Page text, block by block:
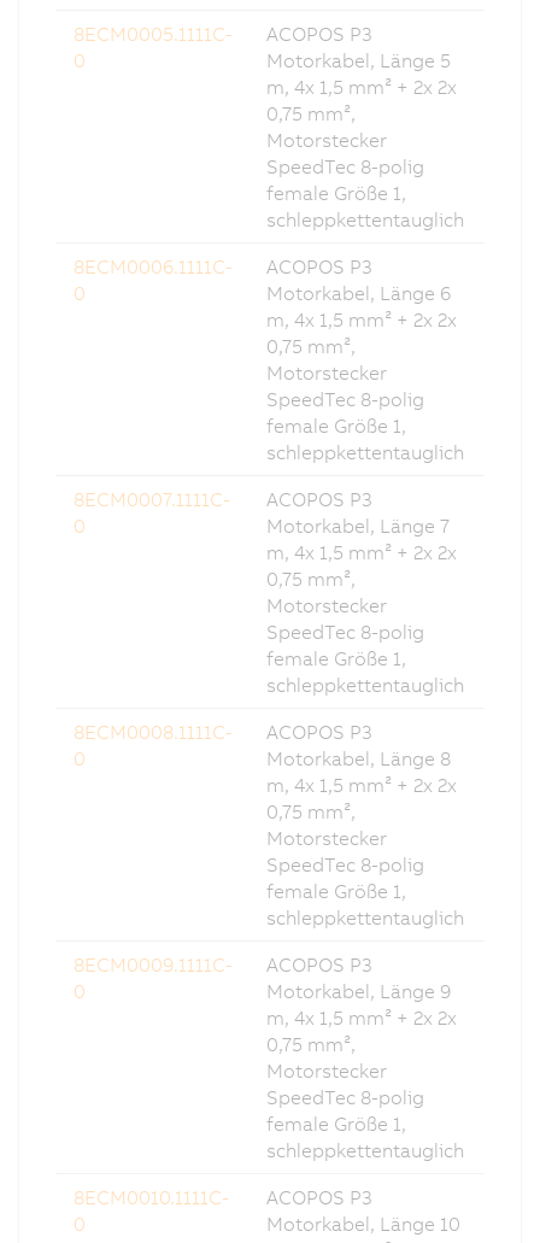
8ECM0005.1111C-
0
ACOPOS P3
Motorkabel, Länge 5
m, 4x 1,5 mm² + 2x 2x
0,75 mm²,
Motorstecker
SpeedTec 8-polig
female Größe 1,
schleppkettentauglich
8ECM0006.1111C-
0
ACOPOS P3
Motorkabel, Länge 6
m, 4x 1,5 mm² + 2x 2x
0,75 mm²,
Motorstecker
SpeedTec 8-polig
female Größe 1,
schleppkettentauglich
8ECM0007.1111C-
0
ACOPOS P3
Motorkabel, Länge 7
m, 4x 1,5 mm² + 2x 2x
0,75 mm²,
Motorstecker
SpeedTec 8-polig
female Größe 1,
schleppkettentauglich
8ECM0008.1111C-
0
ACOPOS P3
Motorkabel, Länge 8
m, 4x 1,5 mm² + 2x 2x
0,75 mm²,
Motorstecker
SpeedTec 8-polig
female Größe 1,
schleppkettentauglich
8ECM0009.1111C-
0
ACOPOS P3
Motorkabel, Länge 9
m, 4x 1,5 mm² + 2x 2x
0,75 mm²,
Motorstecker
SpeedTec 8-polig
female Größe 1,
schleppkettentauglich
8ECM0010.1111C-
0
ACOPOS P3
Motorkabel, Länge 10